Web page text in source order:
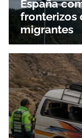
Gracias
España
fronterizos
migrantes